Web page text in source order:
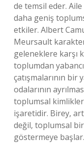
de temsil eder.
daha geniş
etkiler. Albert
Meursault
geleneklere karşı
toplumdan
çatışmalarının bir
odalarının
toplumsal
işaretidir. Birey,
değil, toplumsal
göstermeye başlar.